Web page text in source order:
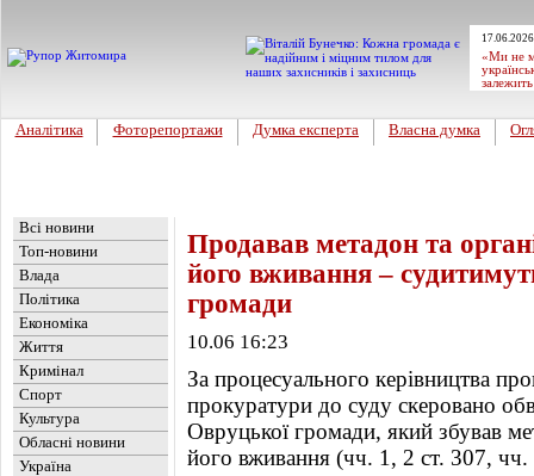
«Ми не
Аналітика Фоторепортажи Думка експерта Власна думка
Всі новини
Топ-новини
Влада
Політика
Економіка
Життя
Кримінал
Спорт
Культура
Обласні новини
Україна
Продавав метадон та
його вживання –
громади
10.06 16:23
За процесуального керівництва
прокуратури до суду скеровано
Овруцької громади, який збував
його вживання (чч. 1, 2 ст. 307,